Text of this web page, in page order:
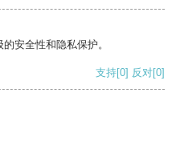
安全性和隐私保护。
支持[0] 反对[0]